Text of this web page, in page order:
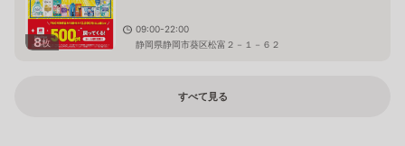
8枚
09:00-22:00
静岡県静岡市葵区松富２－１－６２
すべて見る